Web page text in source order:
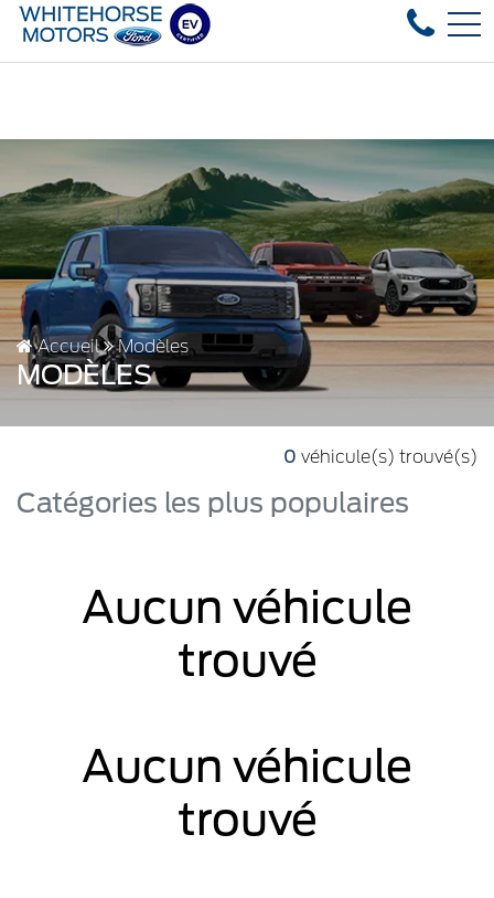
Over 35 used vehicles in stock, fast delivery!
4178 4th ave, Whitehorse, YT, CA Y1A 1J6
EN
Accueil Modèles
MODÈLES
0 véhicule(s) trouvé(s)
Catégories les plus populaires
Aucun véhicule
trouvé
Aucun véhicule
trouvé